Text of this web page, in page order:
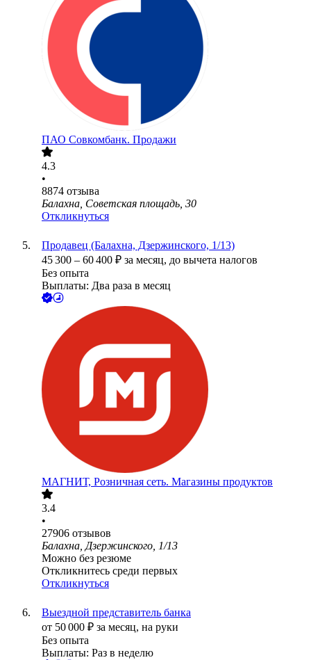
ПАО Совкомбанк. Продажи
4.3
•
8874 отзыва
Балахна, Советская площадь, 30
Откликнуться
Продавец (Балахна, Дзержинского, 1/13)
45 300 – 60 400 ₽ за месяц, до вычета налогов
Без опыта
Выплаты: Два раза в месяц
МАГНИТ, Розничная сеть. Магазины продуктов
3.4
•
27906 отзывов
Балахна, Дзержинского, 1/13
Можно без резюме
Откликнитесь среди первых
Откликнуться
Выездной представитель банка
от 50 000 ₽ за месяц, на руки
Без опыта
Выплаты: Раз в неделю